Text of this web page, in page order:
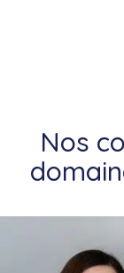
Nos